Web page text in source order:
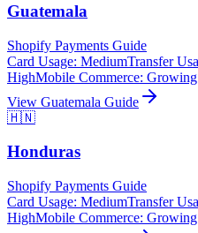
Guatemala
Shopify Payments Guide
Card Usage: MediumTransfer
HighMobile Commerce: Growing
View Guatemala Guide
🇭🇳
Honduras
Shopify Payments Guide
Card Usage: MediumTransfer
HighMobile Commerce: Growing